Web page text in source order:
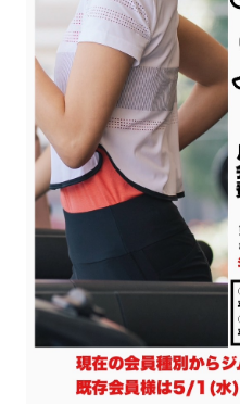
見学・体験
入会方法
店舗へのお問い合わせ
JOYFIT+